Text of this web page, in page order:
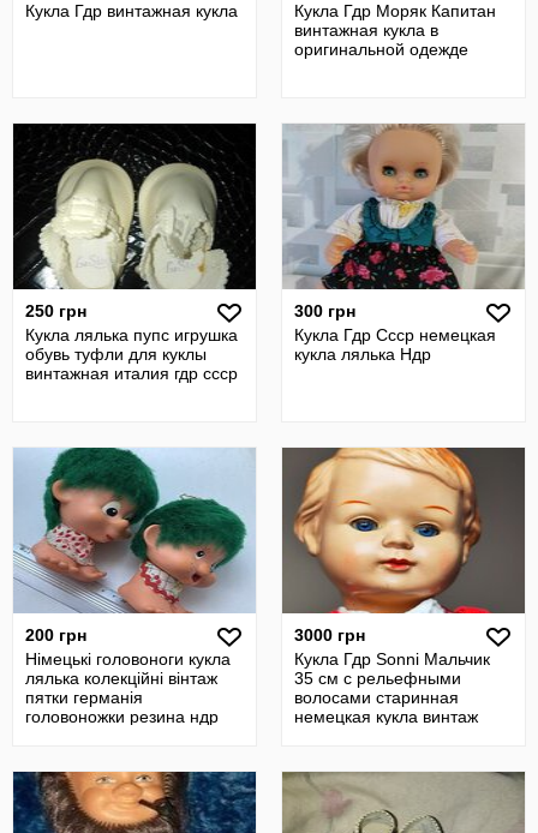
Кукла Гдр винтажная кукла
Кукла Гдр Моряк Капитан
винтажная кукла в
оригинальной одежде
250 грн
Кукла лялька пупс игрушка
обувь туфли для куклы
винтажная италия гдр ссср
300 грн
Кукла Гдр Ссср немецкая
кукла лялька Ндр
200 грн
Німецькі головоноги кукла
лялька колекційні вінтаж
пятки германія
головоножки резина ндр
3000 грн
Кукла Гдр Sonni Мальчик
35 см с рельефными
волосами старинная
немецкая кукла винтаж